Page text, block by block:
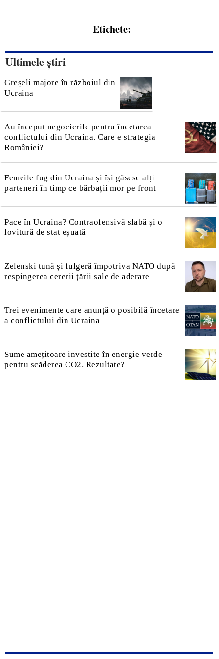
Etichete:
Ultimele știri
Greșeli majore în războiul din
Ucraina
Au început negocierile pentru încetarea
conflictului din Ucraina. Care e strategia
României?
Femeile fug din Ucraina și își găsesc alți
parteneri în timp ce bărbații mor pe front
Pace în Ucraina? Contraofensivă slabă și o
lovitură de stat eșuată
Zelenski tună și fulgeră împotriva NATO după
respingerea cererii țării sale de aderare
Trei evenimente care anunță o posibilă încetare
a conflictului din Ucraina
Sume amețitoare investite în energie verde
pentru scăderea CO2. Rezultate?